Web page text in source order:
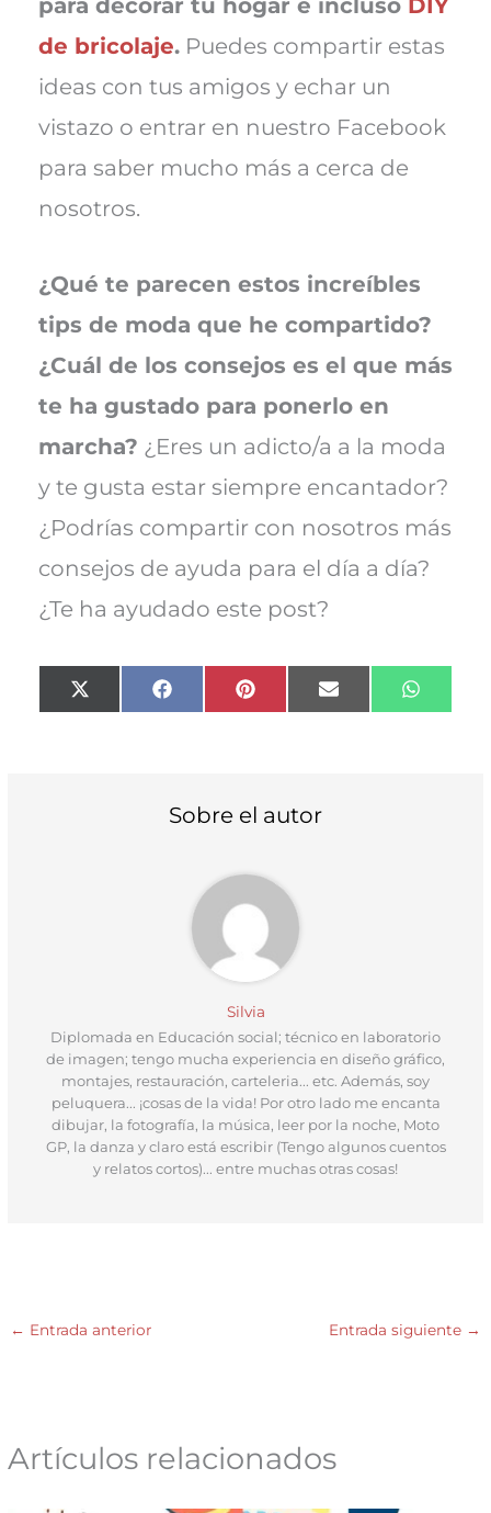
para decorar tu hogar e incluso DIY
de bricolaje.Puedes compartir estas
ideas con tus amigos y echar un
vistazo o entrar en nuestro Facebook
para saber mucho más a cerca de
nosotros.
¿Qué te parecen estos increíbles
tips de moda que he compartido?
¿Cuál de los consejos es el que más
te ha gustado para ponerlo en
marcha? ¿Eres un adicto/a a la moda
y te gusta estar siempre encantador?
¿Podrías compartir con nosotros más
consejos de ayuda para el día a día?
¿Te ha ayudado este post?
Compartir
en
X
(
Compartir
en
F
a
o
k
Compartir
en
P
i
e
s
Compartir
en
E
m
en
W
h
Sobre el autor
Silvia
Diplomada en Educación social; técnico en laboratorio
de imagen; tengo mucha experiencia en diseño gráfico,
montajes, restauración, carteleria... etc. Además, soy
peluquera... ¡cosas de la vida! Por otro lado me encanta
dibujar, la fotografía, la música, leer por la noche, Moto
GP, la danza y claro está escribir (Tengo algunos cuentos
y relatos cortos)... entre muchas otras cosas!
← Entrada anterior Entrada siguiente →
Artículos relacionados